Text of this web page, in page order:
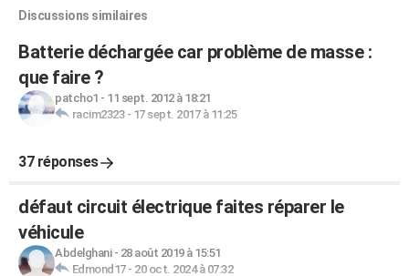
Discussions similaires
Batterie déchargée car problème de masse :
que faire ?
patcho1 - 11 sept. 2012 à 18:21
racim2323- 17 sept. 2017 à 11:25
37 réponses
défaut circuit électrique faites réparer le
véhicule
Abdelghani- 28 août 2019 à 15:51
Edmond17- 20 oct. 2024 à 07:32